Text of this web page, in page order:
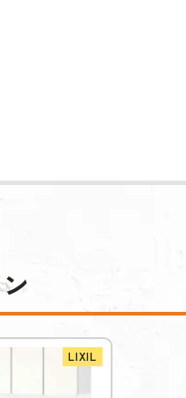
LIXIL